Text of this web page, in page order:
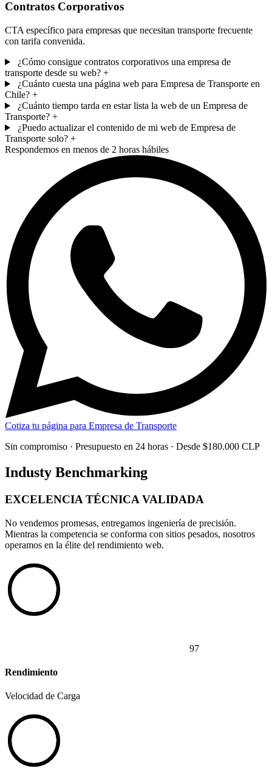
Contratos Corporativos
CTA específico para empresas que necesitan transporte frecuente
con tarifa convenida.
¿Cómo consigue contratos corporativos una empresa de
transporte desde su web? +
¿Cuánto cuesta una página web para Empresa de Transporte en
Chile? +
¿Cuánto tiempo tarda en estar lista la web de un Empresa de
Transporte? +
¿Puedo actualizar el contenido de mi web de Empresa de
Transporte solo? +
Respondemos en menos de 2 horas hábiles
Cotiza tu página para Empresa de Transporte
Sin compromiso · Presupuesto en 24 horas · Desde $180.000 CLP
Industy Benchmarking
EXCELENCIA TÉCNICA VALIDADA
No vendemos promesas, entregamos ingeniería de precisión.
Mientras la competencia se conforma con sitios pesados, nosotros
operamos en la élite del rendimiento web.
97
Rendimiento
Velocidad de Carga